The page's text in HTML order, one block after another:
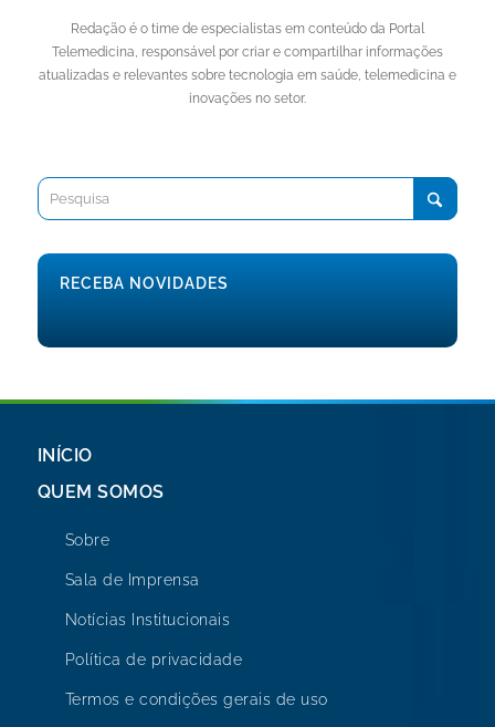
Redação é o time de especialistas em conteúdo da Portal
Telemedicina, responsável por criar e compartilhar informações
atualizadas e relevantes sobre tecnologia em saúde, telemedicina e
inovações no setor.
RECEBA NOVIDADES
INÍCIO
QUEM SOMOS
Sobre
Sala de Imprensa
Notícias Institucionais
Política de privacidade
Termos e condições gerais de uso